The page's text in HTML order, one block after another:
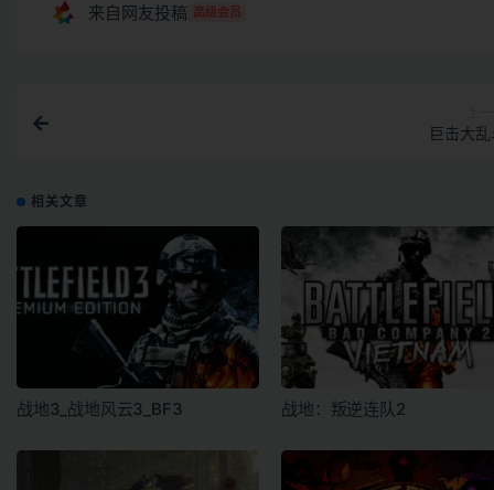
来自网友投稿 高级会员
巨击大
相关文章
战地3_战地风云3_BF3 战地：叛逆连队2